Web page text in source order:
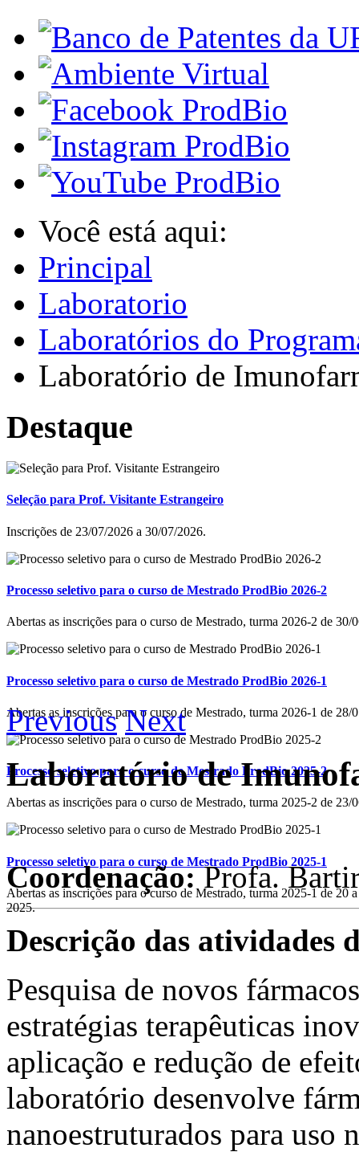
Você está aqui:
Principal
Laboratorio
Laboratórios do
Laboratório de
Destaque
Seleção para Prof. Visitante Estrangeiro
Inscrições de 23/07/2026 a 30/07/2026.
Processo seletivo para o curso de Mestrado ProdBio 2026-2
Abertas as inscrições para o curso de Mestrado, turma 2026-2 de
Processo seletivo para o curso de Mestrado ProdBio 2026-1
Abertas as inscrições para o curso de Mestrado, turma 2026-1 de
Processo seletivo para o curso de Mestrado ProdBio 2025-2
Abertas as inscrições para o curso de Mestrado, turma 2025-2 de
Processo seletivo para o curso de Mestrado ProdBio 2025-1
Abertas as inscrições para o curso de Mestrado, turma 2025-1 de 20
2025.
Previous Next
Laboratório de
Coordenação:Profa.
Descrição das atividades
Pesquisa de novos
estratégias terapêuticas
aplicação e redução de
laboratório desenvolve
nanoestruturados para uso